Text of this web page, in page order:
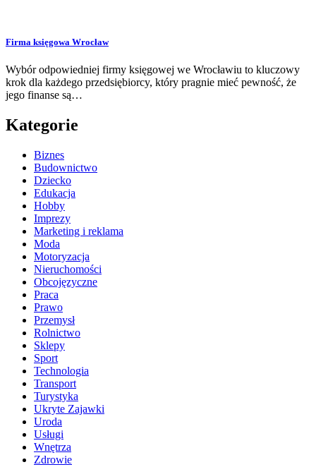
Firma księgowa Wrocław
Wybór odpowiedniej firmy księgowej we Wrocławiu to kluczowy
krok dla każdego przedsiębiorcy, który pragnie mieć pewność, że
jego finanse są…
Kategorie
Biznes
Budownictwo
Dziecko
Edukacja
Hobby
Imprezy
Marketing i reklama
Moda
Motoryzacja
Nieruchomości
Obcojęzyczne
Praca
Prawo
Przemysł
Rolnictwo
Sklepy
Sport
Technologia
Transport
Turystyka
Ukryte Zajawki
Uroda
Usługi
Wnętrza
Zdrowie